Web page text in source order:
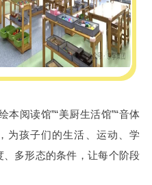
本阅读馆”“美厨生活馆”“音体
为孩子们的生活、运动、学
多形态的条件，让每个阶段